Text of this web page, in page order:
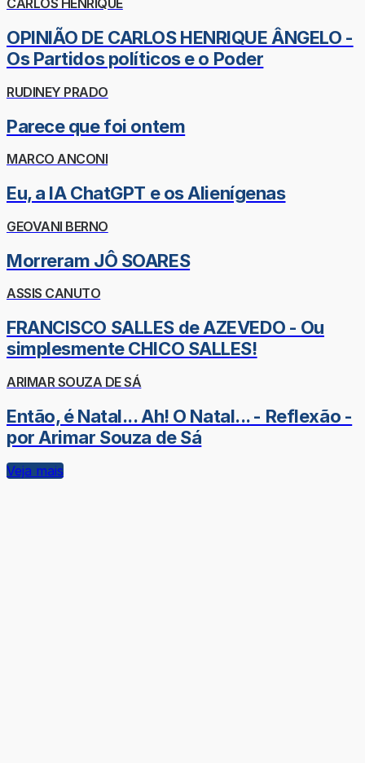
CARLOS HENRIQUE
OPINIÃO DE CARLOS HENRIQUE ÂNGELO -
Os Partidos políticos e o Poder
RUDINEY PRADO
Parece que foi ontem
MARCO ANCONI
Eu, a IA ChatGPT e os Alienígenas
GEOVANI BERNO
Morreram JÔ SOARES
ASSIS CANUTO
FRANCISCO SALLES de AZEVEDO - Ou
simplesmente CHICO SALLES!
ARIMAR SOUZA DE SÁ
Então, é Natal... Ah! O Natal... - Reflexão -
por Arimar Souza de Sá
Veja mais